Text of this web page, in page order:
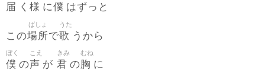
届 く 様 に僕 はずっと
この場所
ばしょ
で歌
うた
うから
僕
ぼく
の声
こえ
が 君
きみ
の胸
むね
に